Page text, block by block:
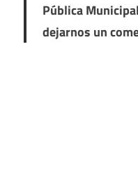
Pública
dejarnos un